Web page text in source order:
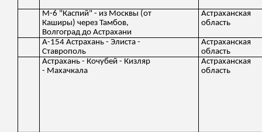
М-6 "Каспий" - из Москвы (от
Каширы) через Тамбов,
Волгоград до Астрахани
Астраханская
область
А-154 Астрахань - Элиста -
Ставрополь
Астраханская
область
Астрахань - Кочубей - Кизляр
- Махачкала
Астраханская
область